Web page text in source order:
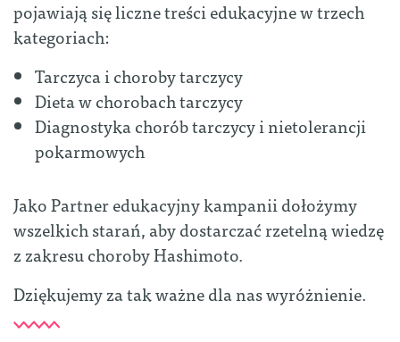
pojawiają się liczne treści edukacyjne w trzech
kategoriach:
Tarczyca i choroby tarczycy
Dieta w chorobach tarczycy
Diagnostyka chorób tarczycy i nietolerancji
pokarmowych
Jako Partner edukacyjny kampanii dołożymy
wszelkich starań, aby dostarczać rzetelną wiedzę
z zakresu choroby Hashimoto.
Dziękujemy za tak ważne dla nas wyróżnienie.